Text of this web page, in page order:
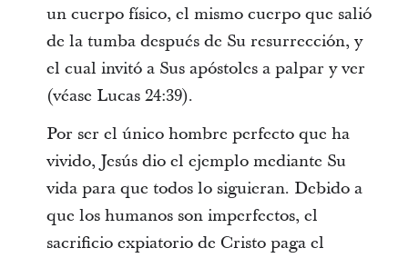
un cuerpo físico, el mismo cuerpo que salió
de la tumba después de Su resurrección, y
el cual invitó a Sus apóstoles a palpar y ver
(véase Lucas 24:39).
Por ser el único hombre perfecto que ha
vivido, Jesús dio el ejemplo mediante Su
vida para que todos lo siguieran. Debido a
que los humanos son imperfectos, el
sacrificio expiatorio de Cristo paga el